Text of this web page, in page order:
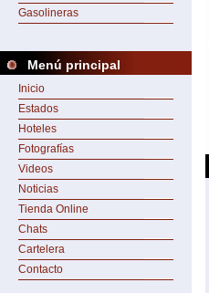
Gasolineras
Menú principal
Inicio
Estados
Hoteles
Fotografías
Videos
Noticias
Tienda Online
Chats
Cartelera
Contacto